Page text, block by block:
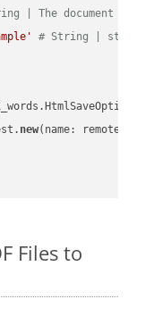
| The document
# String |
new(name:
Files to